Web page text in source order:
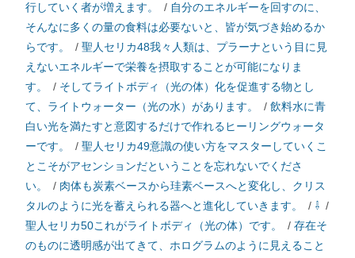
行していく者が増えます。
/ 自分のエネルギーを回すのに、
そんなに多くの量の食料は必要ないと、皆が気づき始めるか
らです。
/ 聖人セリカ48我々人類は、プラーナという目に見
えないエネルギーで栄養を摂取することが可能になりま
す。
/ そしてライトボディ（光の体）化を促進する物とし
て、ライトウォーター（光の水）があります。
/ 飲料水に青
白い光を満たすと意図するだけで作れるヒーリングウォータ
ーです。
/ 聖人セリカ49意識の使い方をマスターしていくこ
とこそがアセンションだということを忘れないでくださ
い。
/ 肉体も炭素ベースから珪素ベースへと変化し、クリス
タルのように光を蓄えられる器へと進化していきます。
/ ⇩ /
聖人セリカ50これがライトボディ（光の体）です。
/ 存在そ
のものに透明感が出てきて、ホログラムのように見えること